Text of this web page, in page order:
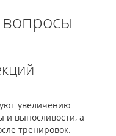
увеличению
выносливости, а
тренировок.